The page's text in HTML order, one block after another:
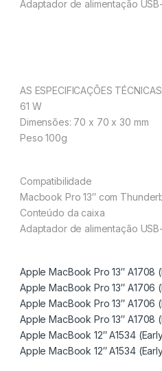
Adaptador de alimentação
AS ESPECIFICAÇÕES TÉCNICAS:
61 W
Dimensões: 70 x 70 x 30 mm
Peso 100g
Compatibilidade
Macbook Pro 13″ com
Conteúdo da caixa
Adaptador de alimentação
Apple MacBook Pro 13″ A1708
Apple MacBook Pro 13″ A1706
Apple MacBook Pro 13″ A1706
Apple MacBook Pro 13″ A1708
Apple MacBook 12″ A1534
Apple MacBook 12″ A1534